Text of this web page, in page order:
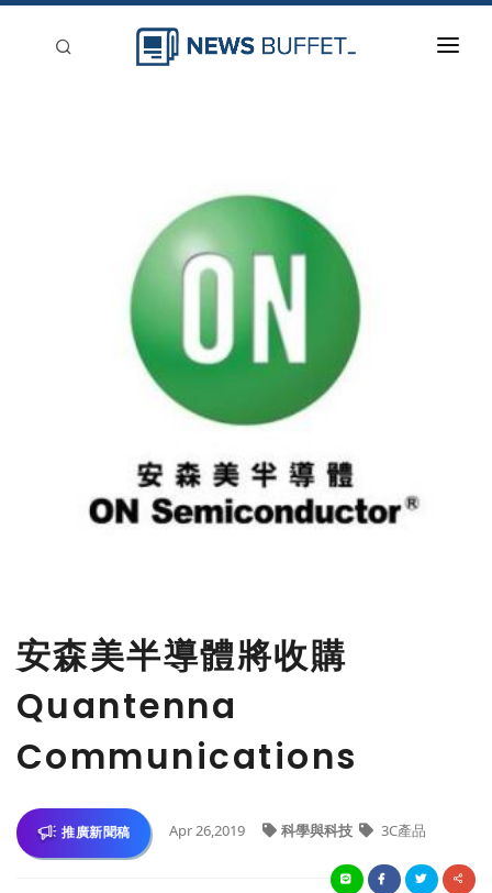
安森美半導體將收購
Quantenna
Communications
推廣新聞稿 Apr 26,2019 科學與科技 3C產品